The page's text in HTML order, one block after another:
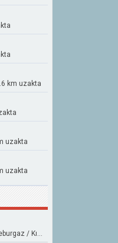
km uzakta
uzakta
uzakta
Özerler Mah. Turgutbey Cad. No:20 Lüleburgaz / Kırklareli